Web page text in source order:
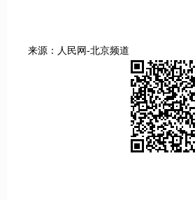
来源：人民网-北京频道